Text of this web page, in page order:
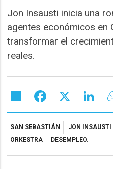
Jon Insausti inicia una
agentes económicos en
transformar el
reales.
Share Facebook
SAN SEBASTIÁN JON INSAUSTI
ORKESTRA
DESEMPLEO.